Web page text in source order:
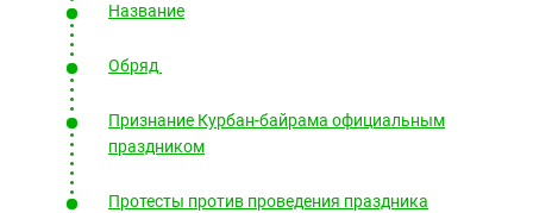
Чечня
Южная Осетия
Южный Кавказ
ЮФО
Название
Обряд
Признание Курбан-байрама официальным
праздником
Протесты против проведения праздника